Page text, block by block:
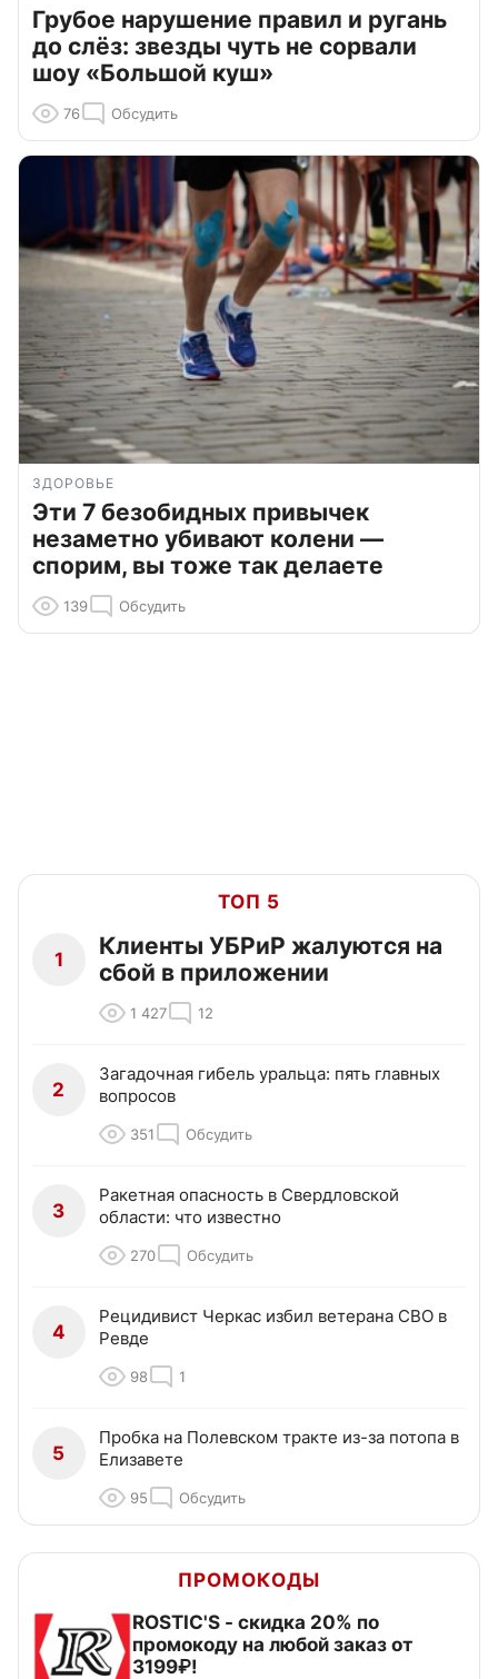
Грубое нарушение правил и ругань
до слёз: звезды чуть не сорвали
шоу «Большой куш»
76 Обсудить
ЗДОРОВЬЕ
Эти 7 безобидных привычек
незаметно убивают колени —
спорим, вы тоже так делаете
139 Обсудить
ТОП 5
1
Клиенты УБРиР жалуются на
сбой в приложении
1 427 12
2
Загадочная гибель уральца: пять главных
вопросов
351 Обсудить
3
Ракетная опасность в Свердловской
области: что известно
270 Обсудить
4
Рецидивист Черкас избил ветерана СВО в
Ревде
98 1
5
Пробка на Полевском тракте из-за потопа в
Елизавете
95 Обсудить
ПРОМОКОДЫ
ROSTIC'S - скидка 20% по
промокоду на любой заказ от
3199₽!